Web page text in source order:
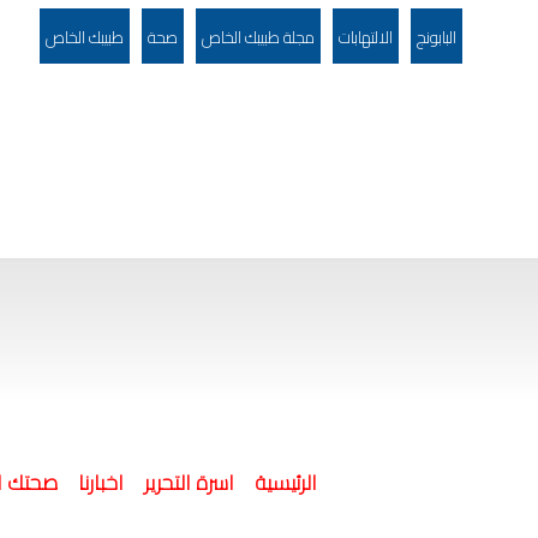
البابونج الالتهابات مجلة طبيبك الخاص صحة طبيبك الخاص
الرئيسية اسرة التحرير اخبارنا صحتك